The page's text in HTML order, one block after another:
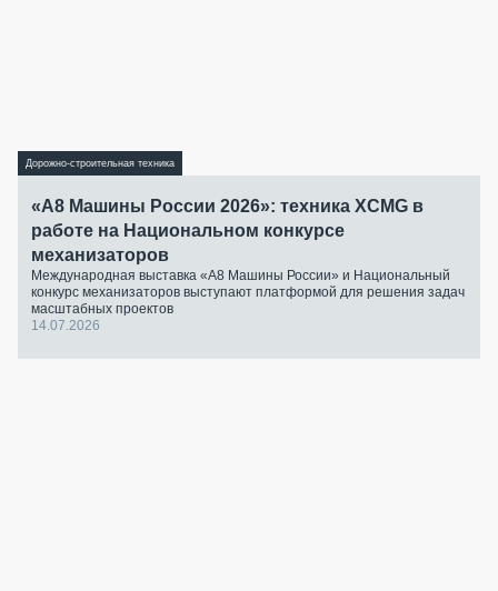
Дорожно-строительная техника
«А8 Машины России 2026»: техника XCMG в
работе на Национальном конкурсе
механизаторов
Международная выставка «А8 Машины России» и Национальный
конкурс механизаторов выступают платформой для решения задач
масштабных проектов
14.07.2026